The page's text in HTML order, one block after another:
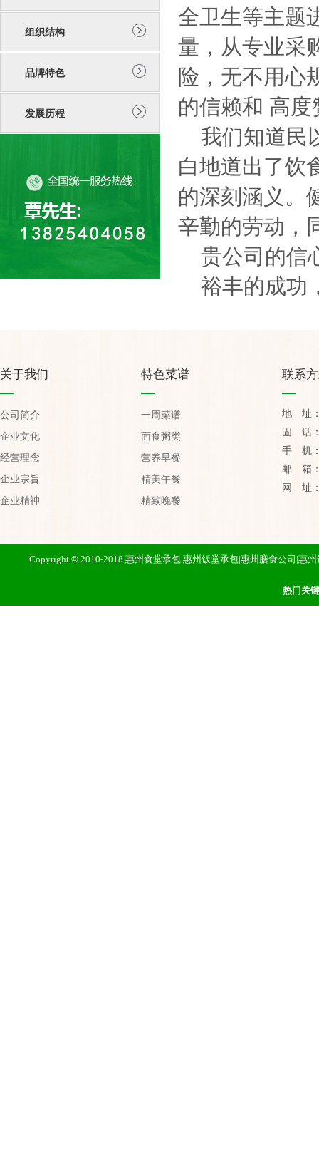
组织结构
品牌特色
发展历程
全卫生等主题
量，从专业采
险，无不用心
的信赖和 高度
我们知道民
白地道出了饮
的深刻涵义。
辛勤的劳动，
贵公司的信
裕丰的成功
关于我们
公司简介
企业文化
经营理念
企业宗旨
企业精神
特色菜谱
一周菜谱
面食粥类
营养早餐
精美午餐
精致晚餐
联系
地 址：
固 话：
手 机：
邮 箱：
网 址：
Copyright © 2010-2018 惠州食堂承包|惠州饭堂承包|惠州膳食公司|惠
热门关